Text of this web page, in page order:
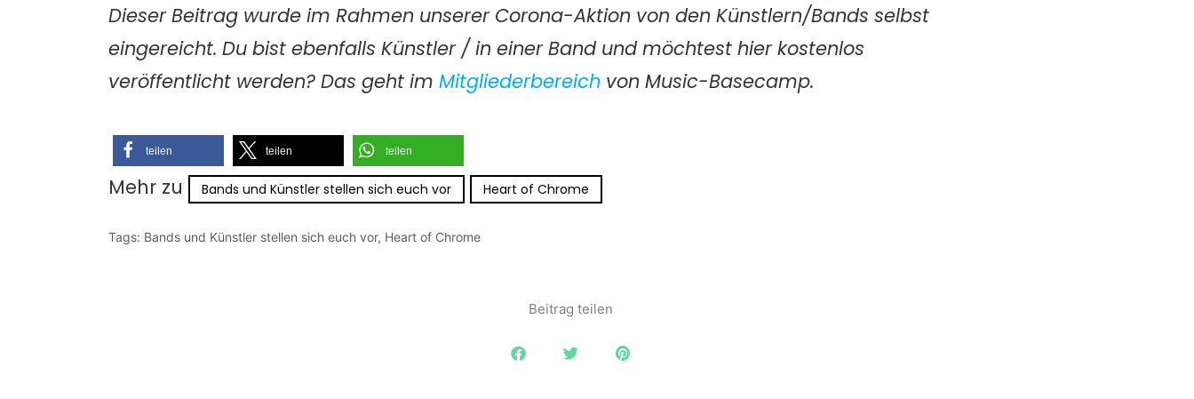
Dieser Beitrag wurde im Rahmen unserer Corona-Aktion von den Künstlern/Bands selbst
eingereicht. Du bist ebenfalls Künstler / in einer Band und möchtest hier kostenlos
veröffentlicht werden? Das geht im Mitgliederbereich von Music-Basecamp.
teilen teilen teilen
Mehr zu Bands und Künstler stellen sich euch vor Heart of Chrome
Tags: Bands und Künstler stellen sich euch vor, Heart of Chrome
Beitrag teilen